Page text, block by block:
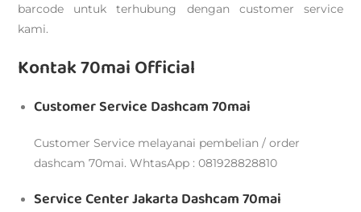
barcode untuk terhubung dengan customer service
kami.
Kontak 70mai Official
Customer Service Dashcam 70mai
Customer Service melayanai pembelian / order
dashcam 70mai. WhtasApp : 081928828810
Service Center Jakarta Dashcam 70mai